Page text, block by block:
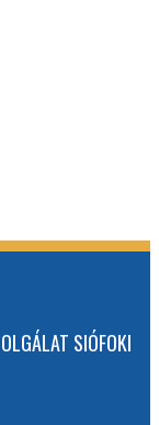
SIÓFOKI